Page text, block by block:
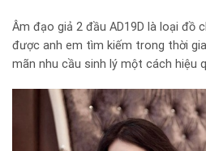
Âm đạo giả 2 đầu AD19D là loại đồ
được anh em tìm kiếm trong thời
mãn nhu cầu sinh lý một cách hiệu